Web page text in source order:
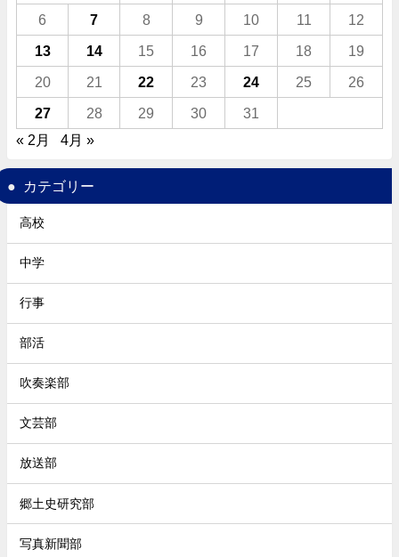
6 7 8 9 10 11 12
13 14 15 16 17 18 19
20 21 22 23 24 25 26
27 28 29 30
31
« 2月
4月 »
カテゴリー
高校
中学
行事
部活
吹奏楽部
文芸部
放送部
郷土史研究部
写真新聞部